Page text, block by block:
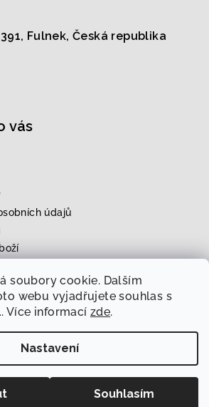
soubory cookie. Dalším
webu vyjadřujete souhlas s
Více informací zde.
Nastavení
Souhlasím
Fulnek, Česká republika
vás
údajů
Upravit nastavení cookies